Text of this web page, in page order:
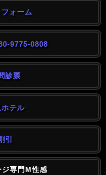
ォーム
9775-0808
診票
テル
引
専門M性感